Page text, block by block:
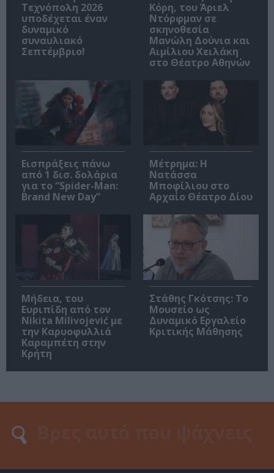
Τεχνόπολη 2026
υποδέχεται έναν
δυναμικό
συναυλιακό
Σεπτέμβριο!
Κόρη, του Άριελ
Ντόρφμαν σε
σκηνοθεσία
Μανώλη Δούνια και
Αιμίλιου Χειλάκη
στο Θέατρο Αθηνών
Εισπράξεις πάνω
από 1 δισ. δολάρια
για το “Spider-Man:
Brand New Day”
Μέτρημα: Η
Νατάσσα
Μποφίλιου στο
Αρχαίο Θέατρο Δίου
Μήδεια, του
Ευριπίδη από τον
Nikita Milivojević με
την Καρυοφυλλιά
Καραμπέτη στην
Κρήτη
Στάθης Γκότσης: Το
Μουσείο ως
Δυναμικό Εργαλείο
Κριτικής Μάθησης